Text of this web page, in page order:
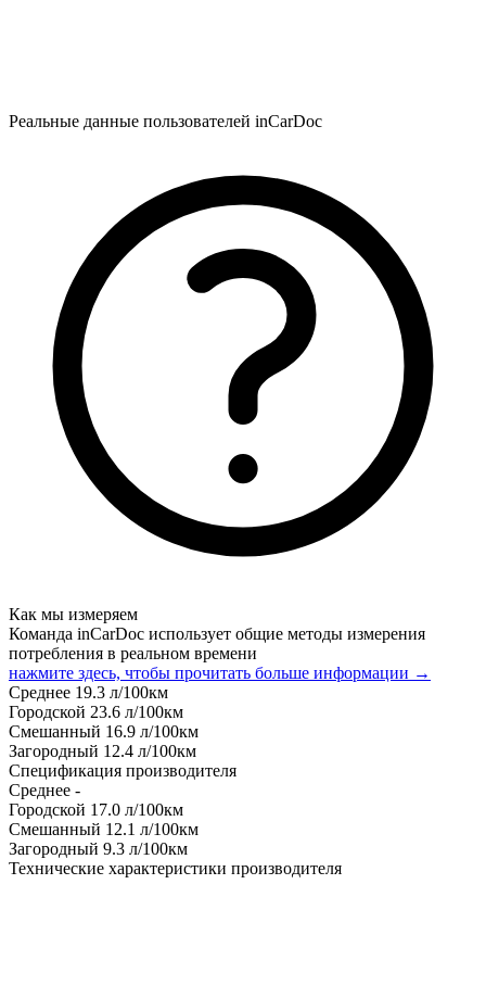
Реальные данные пользователей inCarDoc
Как мы измеряем
Команда inCarDoc использует общие методы измерения
потребления в реальном времени
нажмите здесь, чтобы прочитать больше информации →
Среднее 19.3 л/100км
Городской 23.6 л/100км
Смешанный 16.9 л/100км
Загородный 12.4 л/100км
Спецификация производителя
Среднее -
Городской 17.0 л/100км
Смешанный 12.1 л/100км
Загородный 9.3 л/100км
Технические характеристики производителя